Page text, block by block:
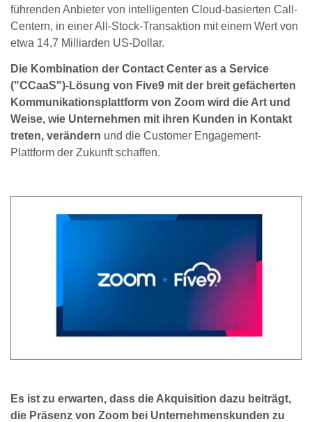
führenden Anbieter von intelligenten Cloud-basierten Call-
Centern, in einer All-Stock-Transaktion mit einem Wert von
etwa 14,7 Milliarden US-Dollar.
Die Kombination der Contact Center as a Service
("CCaaS")-Lösung von Five9 mit der breit gefächerten
Kommunikationsplattform von Zoom wird die Art und
Weise, wie Unternehmen mit ihren Kunden in Kontakt
treten, verändern und die Customer Engagement-
Plattform der Zukunft schaffen.
Es ist zu erwarten, dass die Akquisition dazu beiträgt,
die Präsenz von Zoom bei Unternehmenskunden zu